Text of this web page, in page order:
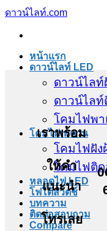
ข้าม
เนื้อหา
ดาวน์ไลท์.com
หน้าแรก
ดาวน์ไลท์ LED
ดาวน์ไลท์
ดาวน์ไลท์
โคมไฟพ
โคมไฟเพดาน
โคมไฟฝัง
โคมไฟติ
หลอดไฟ LED
โฟโต้สวิตช์
บทความ
ติดต่อสอบถาม
Compare
เราพร้อม
ให้คำ
แนะนำ
โทรเลย